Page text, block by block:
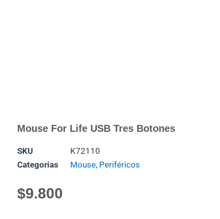
Mouse For Life USB Tres Botones
SKU
K72110
Categorias
Mouse, Periféricos
$9.800